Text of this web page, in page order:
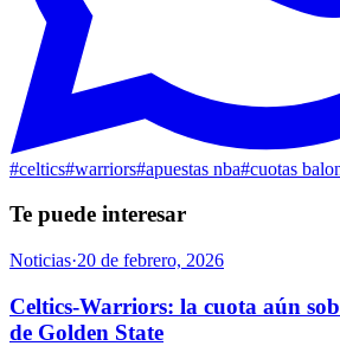
#celtics#warriors#apuestas nba#cuotas
Te puede interesar
Noticias·20 de febrero, 2026
Celtics-Warriors: la cuota aún
de Golden State